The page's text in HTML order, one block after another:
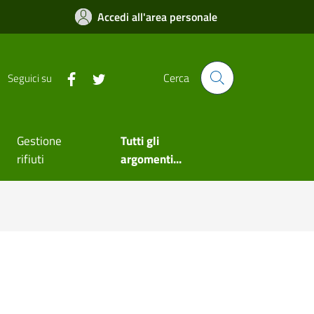
Accedi all'area personale
Seguici su Cerca
Gestione
rifiuti
Tutti gli
argomenti...